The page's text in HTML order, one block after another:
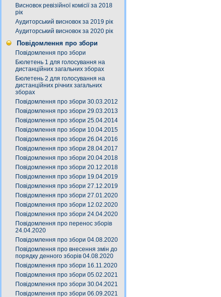
Висновок ревізійної комісії за 2018
рік
Аудиторський висновок за 2019 рік
Аудиторський висновок за 2020 рік
Повідомлення про збори
Повідомлення про збори
Бюлетень 1 для голосування на
дистанційних загальних зборах
Бюлетень 2 для голосування на
дистанційних річних загальних
зборах
Повідомлення про збори 30.03.2012
Повідомлення про збори 29.03.2013
Повідомлення про збори 25.04.2014
Повідомлення про збори 10.04.2015
Повідомлення про збори 26.04.2016
Повідомлення про збори 28.04.2017
Повідомлення про збори 20.04.2018
Повідомлення про збори 20.12.2018
Повідомлення про збори 19.04.2019
Повідомлення про збори 27.12.2019
Повідомлення про збори 27.01.2020
Повідомлення про збори 12.02.2020
Повідомлення про збори 24.04.2020
Повідомлення про перенос зборів
24.04.2020
Повідомлення про збори 04.08.2020
Повідомлення про внесення змін до
порядку денного зборів 04.08.2020
Повідомлення про збори 16.11.2020
Повідомлення про збори 05.02.2021
Повідомлення про збори 30.04.2021
Повідомлення про збори 06.09.2021